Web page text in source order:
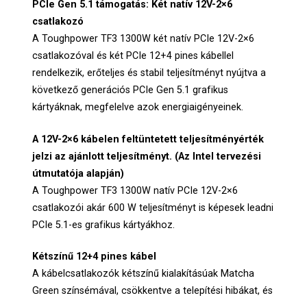
PCIe Gen 5.1 támogatás: Két natív 12V-2×6
csatlakozó
A Toughpower TF3 1300W két natív PCIe 12V-2×6
csatlakozóval és két PCIe 12+4 pines kábellel
rendelkezik, erőteljes és stabil teljesítményt nyújtva a
következő generációs PCIe Gen 5.1 grafikus
kártyáknak, megfelelve azok energiaigényeinek.
A 12V-2×6 kábelen feltüntetett teljesítményérték
jelzi az ajánlott teljesítményt. (Az Intel tervezési
útmutatója alapján)
A Toughpower TF3 1300W natív PCIe 12V-2×6
csatlakozói akár 600 W teljesítményt is képesek leadni
PCIe 5.1-es grafikus kártyákhoz.
Kétszínű 12+4 pines kábel
A kábelcsatlakozók kétszínű kialakításúak Matcha
Green színsémával, csökkentve a telepítési hibákat, és